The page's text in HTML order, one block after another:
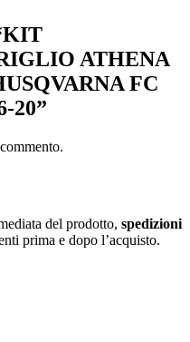
ATHENA
FC
20”
del prodotto, spedizioni
prima e dopo l’acquisto.